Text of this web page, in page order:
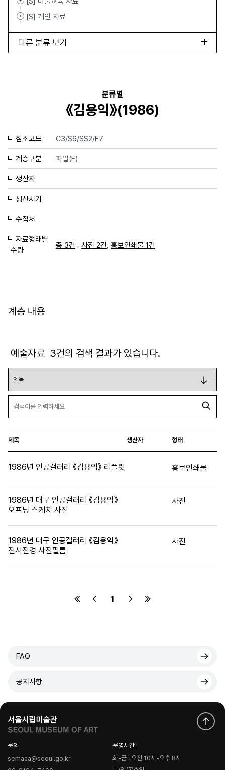
[S] 개인 자료
다른 분류 보기
분류별
《김용익》(1986)
참조코드 C3/S6/SS2/F7
계층구분 파일(F)
생산자
생산시기
수집처
자료형태별
수량
총 3건 , 사진 2건 홍보인쇄물 1건
계층 내용
예술자료 3건의 검색 결과가 있습니다.
제목 생산자 형태
1986년 인공갤러리 《김용익》 리플릿 홍보인쇄물
1986년 대구 인공갤러리 《김용익》
오프닝 스케치 사진
사진
1986년 대구 인공갤러리 《김용익》
전시전경 사진필름
사진
1
FAQ
공지사항
문의
semaaa@seoul.go.kr
운영시간
화-금 : 오전 10시-오후 8시